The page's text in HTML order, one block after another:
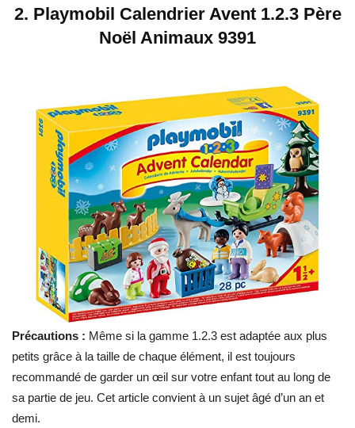
2. Playmobil Calendrier Avent 1.2.3 Père
Noël Animaux 9391
Précautions : Même si la gamme 1.2.3 est adaptée aux plus
petits grâce à la taille de chaque élément, il est toujours
recommandé de garder un œil sur votre enfant tout au long de
sa partie de jeu. Cet article convient à un sujet âgé d’un an et
demi.